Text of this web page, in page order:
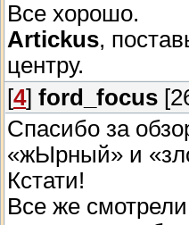
Все хорошо.
Artickus,
центру.
[4] ford_focus
Спасибо за
«жЫрный» и
Кстати!
Все же